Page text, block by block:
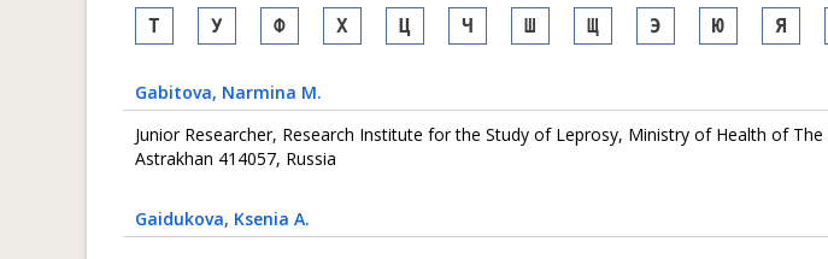
Т У Ф Х Ц Ч Ш Щ Э Ю Я
Gabitova, Narmina M.
Junior Researcher, Research Institute for the Study of Leprosy, Ministry of Health of
Astrakhan 414057, Russia
Gaidukova, Ksenia A.